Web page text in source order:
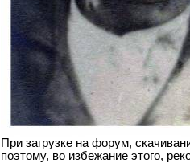
При загрузке на форум,
поэтому, во избежание этого,